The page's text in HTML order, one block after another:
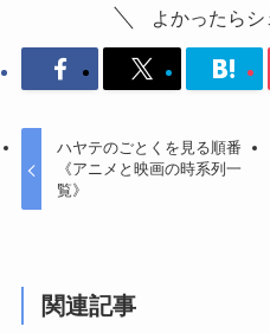
よかったらシ
ハヤテのごとくを見る順番
《アニメと映画の時系列一
覧》
関連記事